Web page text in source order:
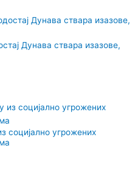
Дунава ствара изазове,
социјално угрожених